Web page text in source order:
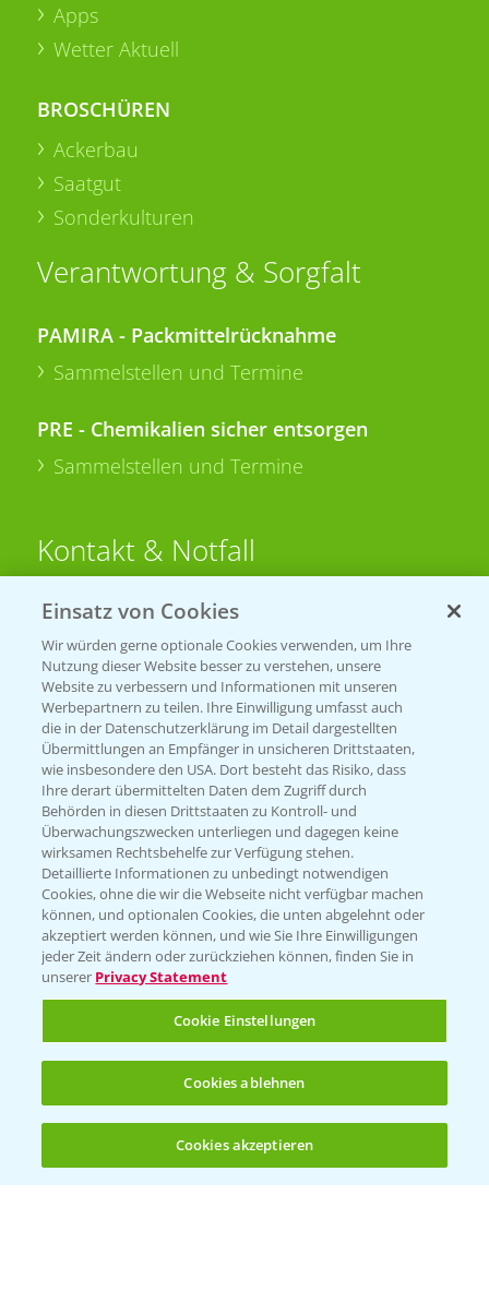
(noch 4)
Apps
Wetter Aktuell
BROSCHÜREN
Ackerbau
Saatgut
Sonderkulturen
Verantwortung & Sorgfalt
PAMIRA - Packmittelrücknahme
Sammelstellen und Termine
PRE - Chemikalien sicher entsorgen
Sammelstellen und Termine
Kontakt & Notfall
Beratung auf WhatsApp
T.+49 (0)174 346 564 1
KONTAKT
Hilfe in Notfällen
T.+49 (0)214/30-20220
Folgen Sie uns
Allgemeine Nutzungsbedingungen
Datenschutzerklärung
Einsatz von Cookies
Wir würden gerne optionale Cookies verwenden, um Ihre
Nutzung dieser Website besser zu verstehen, unsere
Website zu verbessern und Informationen mit unseren
Werbepartnern zu teilen. Ihre Einwilligung umfasst auch
die in der Datenschutzerklärung im Detail dargestellten
Übermittlungen an Empfänger in unsicheren Drittstaaten,
wie insbesondere den USA. Dort besteht das Risiko, dass
Ihre derart übermittelten Daten dem Zugriff durch
Behörden in diesen Drittstaaten zu Kontroll- und
Überwachungszwecken unterliegen und dagegen keine
wirksamen Rechtsbehelfe zur Verfügung stehen.
Detaillierte Informationen zu unbedingt notwendigen
Cookies, ohne die wir die Webseite nicht verfügbar machen
können, und optionalen Cookies, die unten abgelehnt oder
akzeptiert werden können, und wie Sie Ihre Einwilligungen
jeder Zeit ändern oder zurückziehen können, finden Sie in
unserer Privacy Statement
Cookie Einstellungen
Cookies ablehnen
Cookies akzeptieren